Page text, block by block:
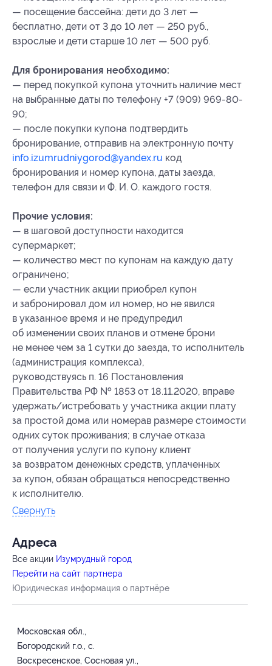
— посещение бассейна: дети до 3 лет —
бесплатно, дети от 3 до 10 лет — 250 руб.,
взрослые и дети старше 10 лет — 500 руб.
Для бронирования необходимо:
— перед покупкой купона уточнить наличие мест
на выбранные даты по телефону +7 (909) 969-80-
90;
— после покупки купона подтвердить
бронирование, отправив на электронную почту
info.izumrudniygorod@yandex.ru код
бронирования и номер купона, даты заезда,
телефон для связи и Ф. И. О. каждого гостя.
Прочие условия:
— в шаговой доступности находится
супермаркет;
— количество мест по купонам на каждую дату
ограничено;
— если участник акции приобрел купон
и забронировал дом ил номер, но не явился
в указанное время и не предупредил
об изменении своих планов и отмене брони
не менее чем за 1 сутки до заезда, то исполнитель
(администрация комплекса),
руководствуясь п. 16 Постановления
Правительства РФ № 1853 от 18.11.2020, вправе
удержать/истребовать у участника акции плату
за простой дома или номерав размере стоимости
одних суток проживания; в случае отказа
от получения услуги по купону клиент
за возвратом денежных средств, уплаченных
за купон, обязан обращаться непосредственно
к исполнителю.
Свернуть
Адресa
Все акции Изумрудный город
Перейти на сайт партнера
Юридическая информация о партнёре
Московская обл.,
Богородский г.о., с.
Воскресенское, Сосновая ул.,